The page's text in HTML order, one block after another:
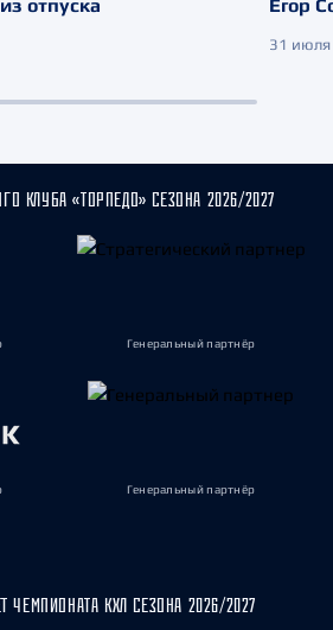
отпуска Егор
31 июля
КЛУБА «ТОРПЕДО» СЕЗОНА 2026/2027
Генеральный партнёр
Генеральный партнёр
ЧЕМПИОНАТА КХЛ СЕЗОНА 2026/2027